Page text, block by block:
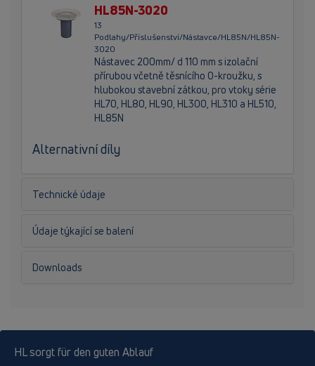
HL85N-3020
13
Podlahy/Příslušenství/Nástavce/HL85N/HL85N-
3020
Nástavec 200mm/ d 110 mm s izolační
přírubou včetně těsnícího O-kroužku, s
hlubokou stavební zátkou, pro vtoky série
HL70, HL80, HL90, HL300, HL310 a HL510,
HL85N
Alternativní díly
Technické údaje
Údaje týkající se balení
Downloads
HL sorgt für den guten Ablauf